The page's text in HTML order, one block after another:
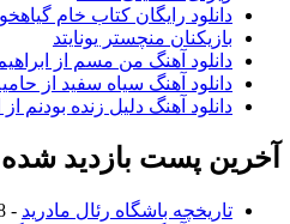
دانلود رایگان کتاب خام
بازیکنان منچستر یونایتد
دانلود آهنگ من مسم از
دانلود آهنگ سیاه سفید از
دانلود آهنگ دلیل زنده بودنم
آخرین پست بازدید شده
تاریخچه باشگاه رئال مادرید - 108 بازدید